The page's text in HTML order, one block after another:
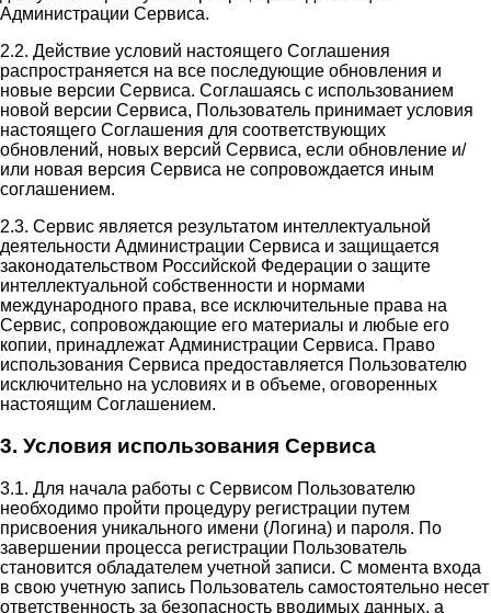
Администрации Сервиса.
2.2. Действие условий настоящего Соглашения
распространяется на все последующие обновления и
новые версии Сервиса. Соглашаясь с использованием
новой версии Сервиса, Пользователь принимает условия
настоящего Соглашения для соответствующих
обновлений, новых версий Сервиса, если обновление и/
или новая версия Сервиса не сопровождается иным
соглашением.
2.3. Сервис является результатом интеллектуальной
деятельности Администрации Сервиса и защищается
законодательством Российской Федерации о защите
интеллектуальной собственности и нормами
международного права, все исключительные права на
Сервис, сопровождающие его материалы и любые его
копии, принадлежат Администрации Сервиса. Право
использования Сервиса предоставляется Пользователю
исключительно на условиях и в объеме, оговоренных
настоящим Соглашением.
3. Условия использования Сервиса
3.1. Для начала работы с Сервисом Пользователю
необходимо пройти процедуру регистрации путем
присвоения уникального имени (Логина) и пароля. По
завершении процесса регистрации Пользователь
становится обладателем учетной записи. С момента входа
в свою учетную запись Пользователь самостоятельно несет
ответственность за безопасность вводимых данных, а